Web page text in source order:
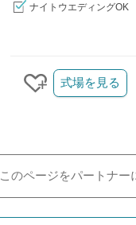
ナイトウエディングOK
クリップする
式場を見る
このページをパートナー